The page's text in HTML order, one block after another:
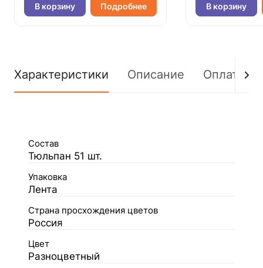
В корзину Подробнее В корзину
Характеристики Описание Оплата
Состав
Тюльпан 51 шт.
Упаковка
Лента
Страна просхождения цветов
Россия
Цвет
Разноцветный